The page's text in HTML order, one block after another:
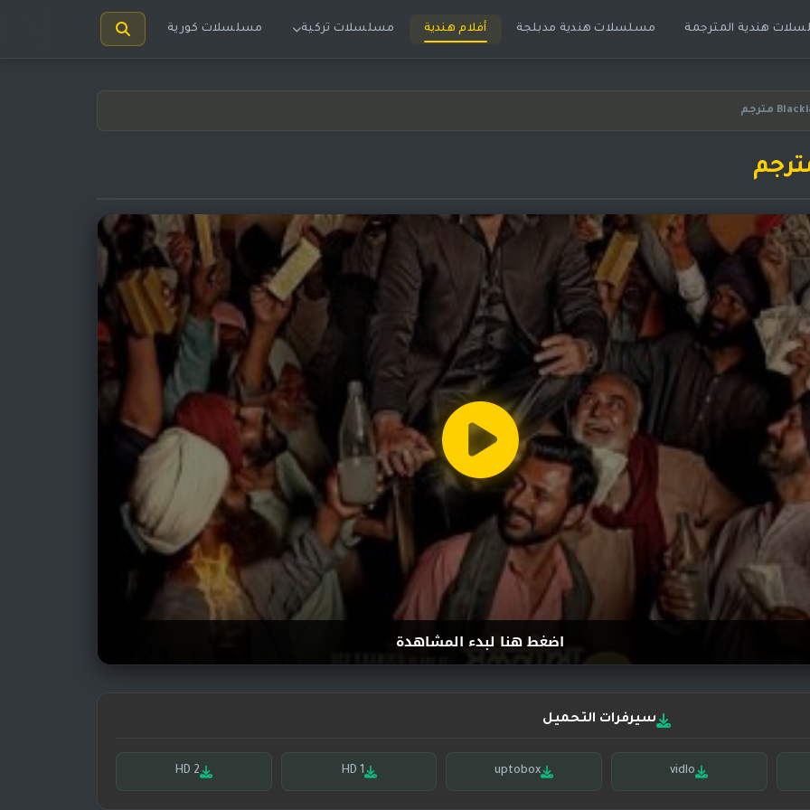
هندية المترجمة مسلسلات هندية مدبلجة أفلام هندية مسلسلات تركية مسلسلات كورية
اضغط هنا لبدء المشاهدة
سيرفرات التحميل
vidlo
uptobox
HD 1
HD 2